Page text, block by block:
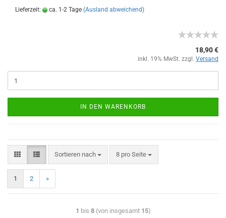
Lieferzeit: ca. 1-2 Tage (Ausland abweichend)
18,90 €
inkl. 19% MwSt. zzgl. Versand
IN DEN WARENKORB
Sortieren nach 8 pro Seite
1 2 »
1 bis 8(von insgesamt 15)